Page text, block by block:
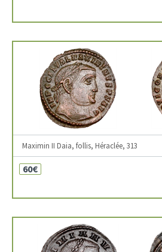
Maximin II Daia, follis, Héraclée, 313
60€